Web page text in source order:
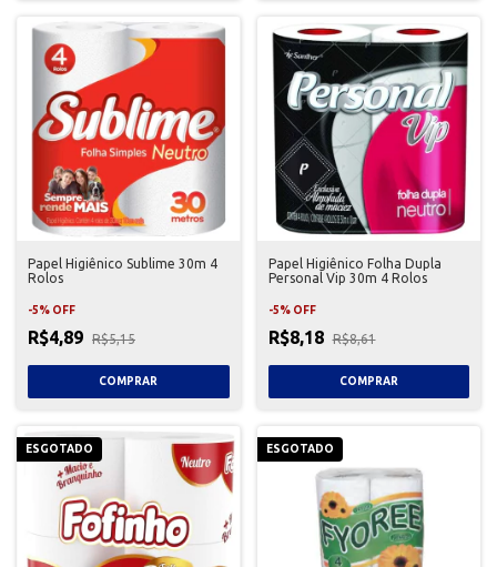
Papel Higiênico Sublime 30m 4
Rolos
-5% OFF
R$4,89 R$5,15
Papel Higiênico Folha Dupla
Personal Vip 30m 4 Rolos
-5% OFF
R$8,18 R$8,61
ESGOTADO ESGOTADO